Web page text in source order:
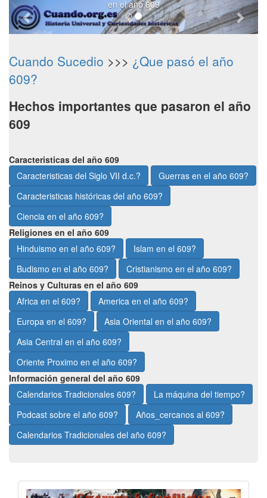
en el año 609
Cuando Sucedio >>> ¿Que pasó el año
609?
Hechos importantes que pasaron el año
609
Caracteristicas del año 609
Caracteristicas del Siglo VII d.c.?
Guerras en el año 609?
Caracteristicas históricas del año 609?
Ciencia en el año 609?
Religiones en el año 609
Hinduismo en el año 609?
Islam en el 609?
Budismo en el año 609?
Cristianismo en el año 609?
Reinos y Culturas en el año 609
Africa en el 609?
America en el año 609?
Europa en el 609?
Asia Oriental en el año 609?
Asia Central en el año 609?
Oriente Proximo en el año 609?
Información general del año 609
Calendarios Tradicionales 609?
La máquina del tiempo?
Podcast sobre el año 609?
Años_cercanos al 609?
Calendarios Tradicionales del año 609?